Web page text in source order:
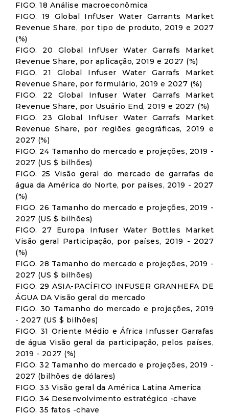
FIGO. 18 Análise macroeconômica
FIGO. 19 Global InfUser Water Garrants Market
Revenue Share, por tipo de produto, 2019 e 2027
(%)
FIGO. 20 Global InfUser Water Garrafs Market
Revenue Share, por aplicação, 2019 e 2027 (%)
FIGO. 21 Global Infuser Water Garrafs Market
Revenue Share, por formulário, 2019 e 2027 (%)
FIGO. 22 Global Infuser Water Garrafs Market
Revenue Share, por Usuário End, 2019 e 2027 (%)
FIGO. 23 Global InfUser Water Garrafs Market
Revenue Share, por regiões geográficas, 2019 e
2027 (%)
FIGO. 24 Tamanho do mercado e projeções, 2019 -
2027 (US $ bilhões)
FIGO. 25 Visão geral do mercado de garrafas de
água da América do Norte, por países, 2019 - 2027
(%)
FIGO. 26 Tamanho do mercado e projeções, 2019 -
2027 (US $ bilhões)
FIGO. 27 Europa Infuser Water Bottles Market
Visão geral Participação, por países, 2019 - 2027
(%)
FIGO. 28 Tamanho do mercado e projeções, 2019 -
2027 (US $ bilhões)
FIGO. 29 ASIA-PACÍFICO INFUSER GRANHEFA DE
ÁGUA DA Visão geral do mercado
FIGO. 30 Tamanho do mercado e projeções, 2019
- 2027 (US $ bilhões)
FIGO. 31 Oriente Médio e África Infusser Garrafas
de água Visão geral da participação, pelos países,
2019 - 2027 (%)
FIGO. 32 Tamanho do mercado e projeções, 2019 -
2027 (bilhões de dólares)
FIGO. 33 Visão geral da América Latina America
FIGO. 34 Desenvolvimento estratégico -chave
FIGO. 35 fatos -chave